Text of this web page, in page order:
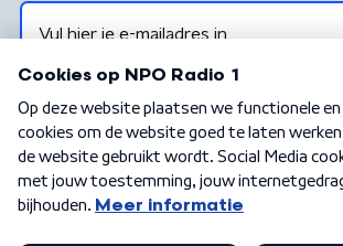
Algemene voorwaarden